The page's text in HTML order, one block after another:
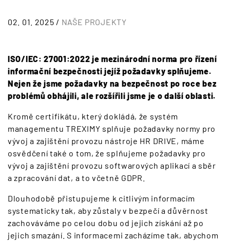
02. 01. 2025 / NAŠE PROJEKTY
ISO/IEC: 27001:2022 je mezinárodní norma pro řízení
informační bezpečnosti jejíž požadavky splňujeme.
Nejen že jsme požadavky na bezpečnost po roce bez
problémů obhájili, ale rozšířili jsme je o další oblasti.
Kromě certifikátu, který dokládá, že systém
managementu TREXIMY splňuje požadavky normy pro
vývoj a zajištění provozu nástroje HR DRIVE, máme
osvědčení také o tom, že splňujeme požadavky pro
vývoj a zajištění provozu softwarových aplikací a sběr
a zpracování dat, a to včetně GDPR.
Dlouhodobě přistupujeme k citlivým informacím
systematicky tak, aby zůstaly v bezpečí a důvěrnost
zachováváme po celou dobu od jejich získání až po
jejich smazání. S informacemi zacházíme tak, abychom